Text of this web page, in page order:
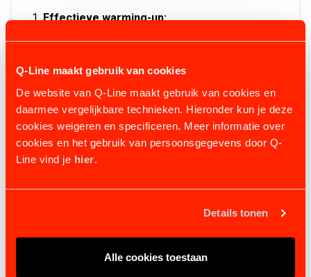
Q-Line maakt gebruik van cookies
De website van Q-Line maakt gebruik van cookies en
daarmee vergelijkbare technieken. Hieronder kun je deze
cookies weigeren en specificeren. Meer informatie over
cookies en het gebruik van persoonsgegevens door Q-
Line vind je hier.
Details tonen
Alle cookies toestaan
Effectieve warming-up:
waardoor stijfheid afneemt en de bloedsomloop
Betere spierbalans:
Onbalans tussen de linker- en rechterzijde van het
paard werd snel gecorrigeerd, wat zorgde voor
soepelere bewegingen en een gelijkmatige balans.
Vermindering van blessurerisico’s:
Optimale prestaties:
Paarden begonnen de training sterker en met een